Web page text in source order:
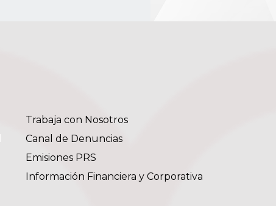
Trabaja con Nosotros
Canal de Denuncias
Emisiones PRS
Información Financiera y Corporativa